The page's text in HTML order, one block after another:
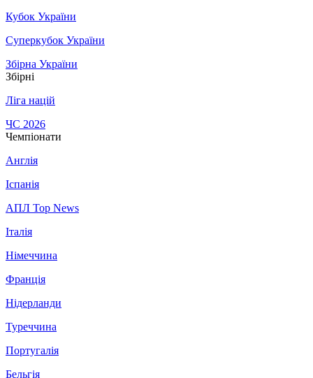
Кубок України
Суперкубок України
Збірна України
Збірні
Ліга націй
ЧС 2026
Чемпіонати
Англія
Іспанія
АПЛ Top News
Італія
Німеччина
Франція
Нідерланди
Туреччина
Португалія
Бельгія